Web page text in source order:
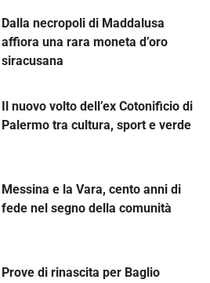
Dalla necropoli di Maddalusa
affiora una rara moneta d’oro
siracusana
Il nuovo volto dell’ex Cotonificio di
Palermo tra cultura, sport e verde
Messina e la Vara, cento anni di
fede nel segno della comunità
Prove di rinascita per Baglio